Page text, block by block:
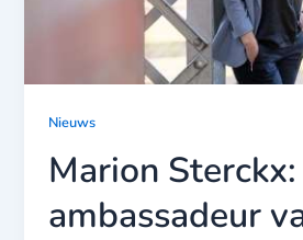
Nieuws
Marion Sterckx:
ambassadeur